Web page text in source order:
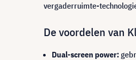
vergaderruimte-
De voordelen van
Dual-screen power: